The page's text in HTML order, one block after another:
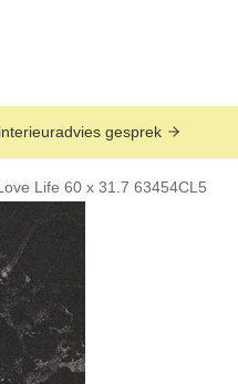
gesprek
Life 60 x 31.7 63454CL5